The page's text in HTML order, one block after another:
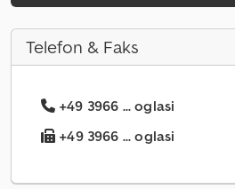
Telefon & Faks
+49 3966 ... oglasi
+49 3966 ... oglasi